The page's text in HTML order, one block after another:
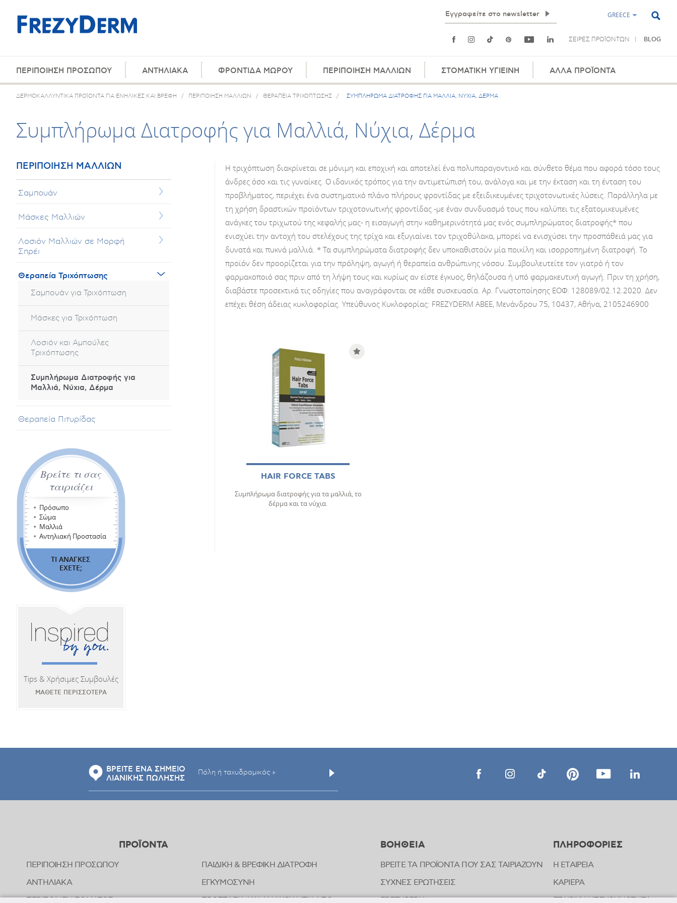
GREECE
ΣΕΙΡΕΣ ΠΡΟΪΟΝΤΩΝ BLOG
ΠΕΡΙΠΟΙΗΣΗ ΠΡΟΣΩΠΟΥ ΑΝΤΗΛΙΑΚΑ ΦΡΟΝΤΙΔΑ ΜΩΡΟΥ ΠΕΡΙΠΟΙΗΣΗ ΜΑΛΛΙΩΝ ΣΤΟΜΑΤΙΚΗ ΥΓΙΕΙΝΗ ΑΛΛΑ ΠΡΟΪΟΝΤΑ
ΔΕΡΜΟΚΑΛΛΥΝΤΙΚΑ ΠΡΟΪΟΝΤΑ ΓΙΑ ΕΝΗΛΙΚΕΣ ΚΑΙ ΒΡΕΦΗ / ΠΕΡΙΠΟΙΗΣΗ ΜΑΛΛΙΩΝ / ΘΕΡΑΠΕΙΑ ΤΡΙΧΟΠΤΩΣΗΣ / ΣΥΜΠΛΗΡΩΜΑ ΔΙΑΤΡΟΦΗΣ ΓΙΑ ΜΑΛΛΙΑ, ΝΥΧΙΑ, ΔΕΡΜΑ
Συμπλήρωμα Διατροφής για Μαλλιά, Νύχια, Δέρμα
Η τριχόπτωση διακρίνεται σε μόνιμη και εποχική και αποτελεί ένα πολυπαραγοντικό και σύνθετο θέμα που αφορά τόσο τους
άνδρες όσο και τις γυναίκες. Ο ιδανικός τρόπος για την αντιμετώπισή του, ανάλογα και με την έκταση και τη ένταση του
προβλήματος, περιέχει ένα συστηματικό πλάνο πλήρους φροντίδας με εξειδικευμένες τριχοτονωτικές λύσεις. Παράλληλα με
τη χρήση δραστικών προϊόντων τριχοτονωτικής φροντίδας -με έναν συνδυασμό τους που καλύπει τις εξατομικευμένες
ανάγκες του τριχωτού της κεφαλής μας- η εισαγωγή στην καθημερινότητά μας ενός συμπληρώματος διατροφής* που
ενισχύει την αντοχή του στελέχους της τρίχα και εξυγιαίνει τον τριχοθύλακα, μπορεί να ενισχύσει την προσπάθειά μας για
δυνατά και πυκνά μαλλιά. * Τα συμπληρώματα διατροφής δεν υποκαθιστούν μία ποικίλη και ισορροπημένη διατροφή. Το
προϊόν δεν προορίζεται για την πρόληψη, αγωγή ή θεραπεία ανθρώπινης νόσου. Συμβουλευτείτε τον γιατρό ή τον
φαρμακοποιό σας πριν από τη λήψη τους και κυρίως αν είστε έγκυος, θηλάζουσα ή υπό φαρμακευτική αγωγή. Πριν τη χρήση,
διαβάστε προσεκτικά τις οδηγίες που αναγράφονται σε κάθε συσκευασία. Αρ. Γνωστοποίησης ΕΟΦ: 128089/02.12.2020. Δεν
επέχει θέση άδειας κυκλοφορίας. Υπεύθυνος Κυκλοφορίας: FREZYDERM ABEE, Μενάνδρου 75, 10437, Αθήνα, 2105246900
HAIR FORCE TABS
Συμπλήρωμα διατροφής για τα μαλλιά, το
δέρμα και τα νύχια.
ΠΕΡΙΠΟΙΗΣΗ ΜΑΛΛΙΩΝ
Σαμπουάν
Μάσκες Μαλλιών
Λοσιόν Μαλλιών σε Μορφή
Σπρέι
Θεραπεία Τριχόπτωσης
Σαμπουάν για Τριχόπτωση
Μάσκες για Τριχόπτωση
Λοσιόν και Aμπούλες
Tριχόπτωσης
Συμπλήρωμα Διατροφής για
Μαλλιά, Νύχια, Δέρμα
Θεραπεία Πιτυρίδας
Βρείτε τι σας
ταιριάζει
Πρόσωπο
Σώμα
Μαλλιά
Αντηλιακή Προστασία
ΤΙ ΑΝΑΓΚΕΣ
ΕΧΕΤΕ;
Tips & Χρήσιμες Συμβουλές
ΜΑΘΕΤΕ ΠΕΡΙΣΣΟΤΕΡΑ
ΒΡΕΙΤΕ ΕΝΑ ΣΗΜΕΙΟ
ΛΙΑΝΙΚΗΣ ΠΩΛΗΣΗΣ
ΠΡΟΪΟΝΤΑ
ΠΕΡΙΠΟΙΗΣΗ ΠΡΟΣΩΠΟΥ
ΑΝΤΗΛΙΑΚΑ
ΠΕΡΙΠΟΙΗΣΗ ΣΩΜΑΤΟΣ
ΠΑΙΔΙΚΗ & ΒΡΕΦΙΚΗ ΔΙΑΤΡΟΦΗ
ΕΓΚΥΜΟΣΥΝΗ
ΠΡΟΣΤΑΣΙΑ ΚΑΙ ΑΝΑΚΟΥΦΙΣΗ ΑΠΟ
ΒΟΗΘΕΙΑ
ΒΡΕΙΤΕ ΤΑ ΠΡΟΪΟΝΤΑ ΠΟΥ ΣΑΣ ΤΑΙΡΙΑΖΟΥΝ
ΣΥΧΝΕΣ ΕΡΩΤΗΣΕΙΣ
FREZYPEDIA
ΠΛΗΡΟΦΟΡΙΕΣ
Η ΕΤΑΙΡΕΙΑ
ΚΑΡΙΕΡΑ
ΕΤΑΙΡΙΚΗ ΥΠΕΥΘΥΝΟΤΗΤΑ